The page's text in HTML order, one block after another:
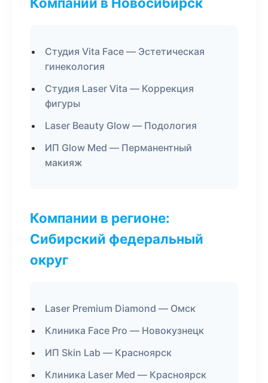
Студия Vita Face — Эстетическая
гинекология
Студия Laser Vita — Коррекция
фигуры
Laser Beauty Glow — Подология
ИП Glow Med — Перманентный
макияж
Компании в регионе:
Сибирский федеральный
округ
Laser Premium Diamond — Омск
Клиника Face Pro — Новокузнецк
ИП Skin Lab — Красноярск
Клиника Laser Med — Красноярск